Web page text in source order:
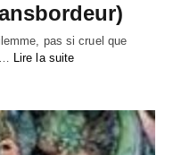
pas si cruel que
Lire la suite